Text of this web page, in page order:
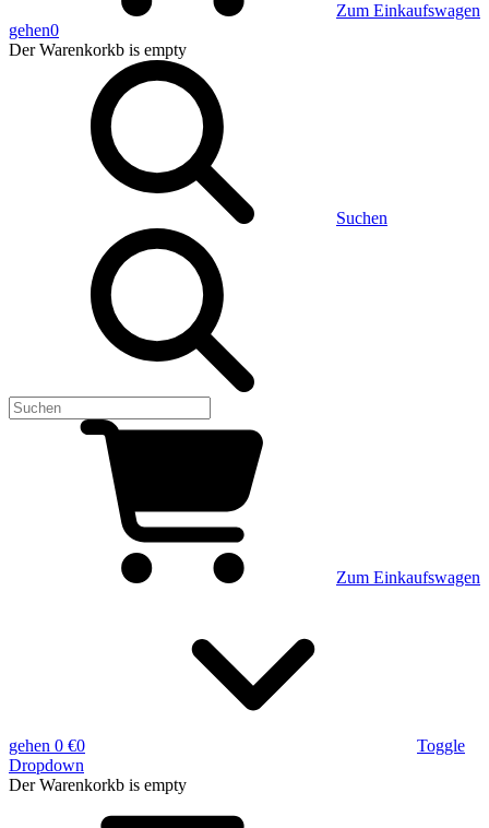
Zum Einkaufswagen
gehen0
Der Warenkorkb is empty
Suchen
Zum Einkaufswagen
gehen 0 €0
Toggle
Dropdown
Der Warenkorkb is empty